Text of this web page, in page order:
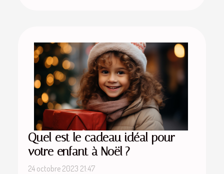
Quel est le cadeau idéal pour
votre enfant à Noël ?
24 octobre 2023 21:47